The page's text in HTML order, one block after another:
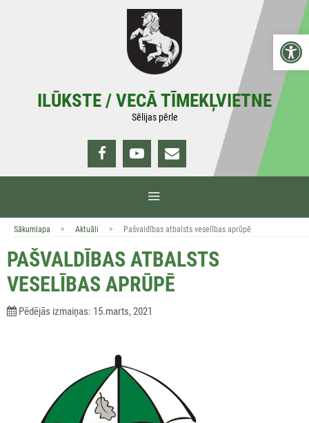
ILŪKSTE / VECĀ TĪMEKĻVIETNE
Sēlijas pērle
Sākumlapa > Aktuāli > Pašvaldības atbalsts veselības aprūpē
PAŠVALDĪBAS ATBALSTS
VESELĪBAS APRŪPĒ
Pēdējās izmaiņas: 15.marts, 2021